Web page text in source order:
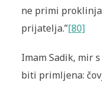
ne primi
prijatelja.”[80]
Imam Sadik, mir
biti primljena: